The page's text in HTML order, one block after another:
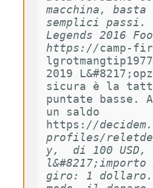
macchina,
semplici passi.
Legends 2016
https://camp-
2019
sicura è la
puntate basse.
un saldo
https: //
profiles/
y,  di 100 USD,
l&#8217;importo
giro: 1 dollaro.